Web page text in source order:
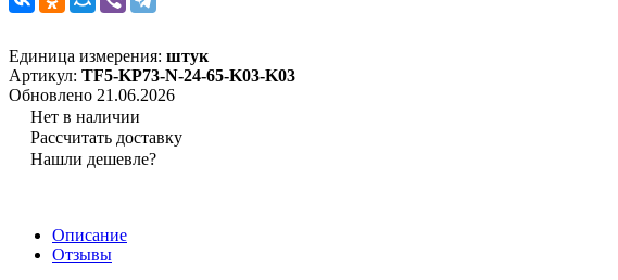
Единица измерения: штук
Артикул: TF5-KP73-N-24-65-K03-K03
Обновлено 21.06.2026
Нет в наличии
Рассчитать доставку
Нашли дешевле?
Описание
Отзывы